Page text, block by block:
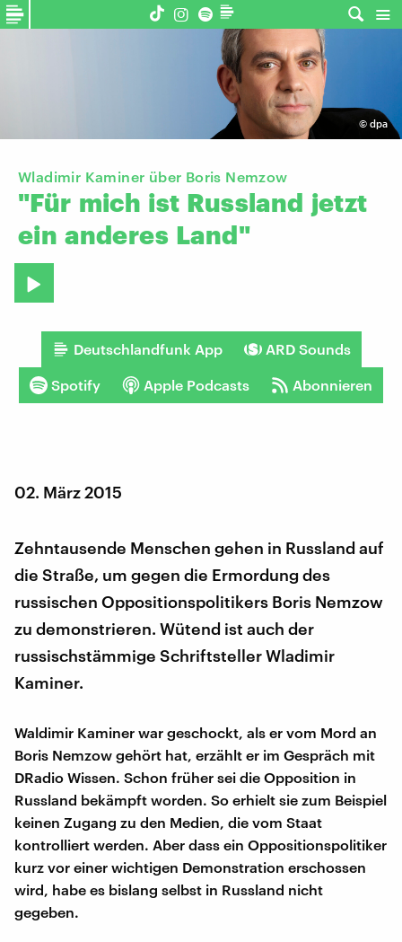
© dpa
Wladimir Kaminer über Boris Nemzow
"Für mich ist Russland jetzt
ein anderes Land"
Deutschlandfunk App ARD Sounds
Spotify Apple Podcasts Abonnieren
02. März 2015
Zehntausende Menschen gehen in Russland auf
die Straße, um gegen die Ermordung des
russischen Oppositionspolitikers Boris Nemzow
zu demonstrieren. Wütend ist auch der
russischstämmige Schriftsteller Wladimir
Kaminer.
Waldimir Kaminer war geschockt, als er vom Mord an
Boris Nemzow gehört hat, erzählt er im Gespräch mit
DRadio Wissen. Schon früher sei die Opposition in
Russland bekämpft worden. So erhielt sie zum Beispiel
keinen Zugang zu den Medien, die vom Staat
kontrolliert werden. Aber dass ein Oppositionspolitiker
kurz vor einer wichtigen Demonstration erschossen
wird, habe es bislang selbst in Russland nicht
gegeben.